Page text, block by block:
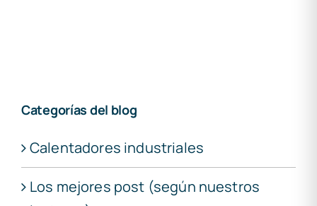
Categorías del blog
Calentadores industriales
Los mejores post (según nuestros